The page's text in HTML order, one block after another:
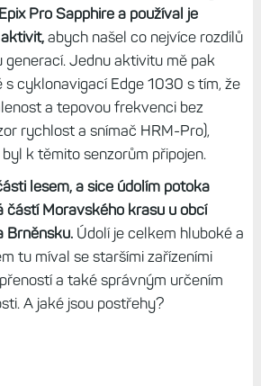
Pro Sapphire a používal je
abych našel co nejvíce rozdílů
generací. Jednu aktivitu mě pak
s cyklonavigací Edge 1030 s tím, že
a tepovou frekvenci bez
rychlost a snímač HRM-Pro),
k těmito senzorům připojen.
lesem, a sice údolím potoka
částí Moravského krasu u obcí
Brněnsku.Údolí je celkem hluboké a
tu míval se staršími zařízeními
a také správným určením
A jaké jsou postřehy?